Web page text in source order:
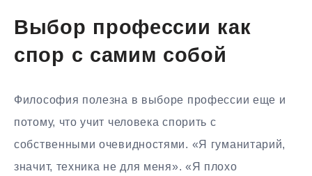
Выбор профессии как
спор с самим собой
Философия полезна в выборе профессии еще и
потому, что учит человека спорить с
собственными очевидностями. «Я гуманитарий,
значит, техника не для меня». «Я плохо